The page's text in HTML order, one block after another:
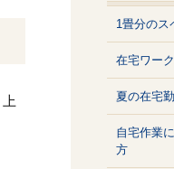
1畳分のス
在宅ワー
夏の在宅
自宅作業
方